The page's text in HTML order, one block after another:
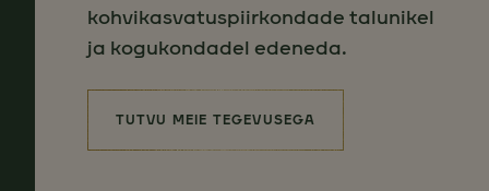
kohvikasvatuspiirkondade talunikel
ja kogukondadel edeneda.
TUTVU MEIE TEGEVUSEGA